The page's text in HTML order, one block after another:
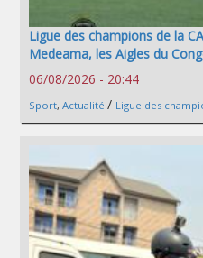
Ligue des champions de la
Medeama, les Aigles du
06/08/2026 - 20:44
Sport, Actualité / Ligue des